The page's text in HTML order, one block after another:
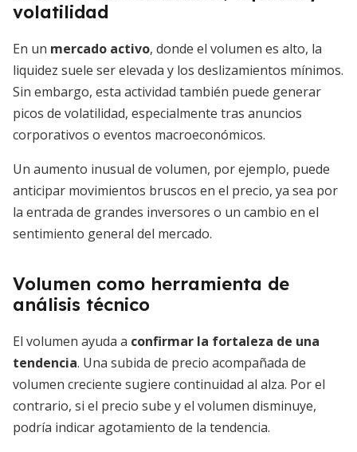
volatilidad
En un mercado activo, donde el volumen es alto, la
liquidez suele ser elevada y los deslizamientos mínimos.
Sin embargo, esta actividad también puede generar
picos de volatilidad, especialmente tras anuncios
corporativos o eventos macroeconómicos.
Un aumento inusual de volumen, por ejemplo, puede
anticipar movimientos bruscos en el precio, ya sea por
la entrada de grandes inversores o un cambio en el
sentimiento general del mercado.
Volumen como herramienta de
análisis técnico
El volumen ayuda a confirmar la fortaleza de una
tendencia. Una subida de precio acompañada de
volumen creciente sugiere continuidad al alza. Por el
contrario, si el precio sube y el volumen disminuye,
podría indicar agotamiento de la tendencia.